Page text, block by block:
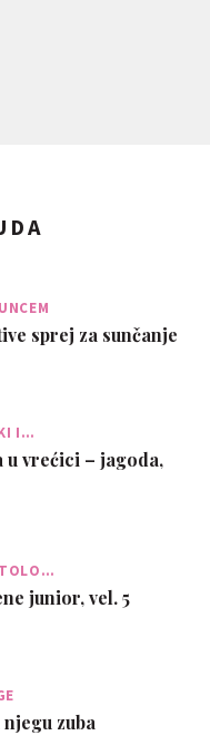
sprej za sunčanje
I…
u vrećici – jagoda,
junior, vel. 5
zuba